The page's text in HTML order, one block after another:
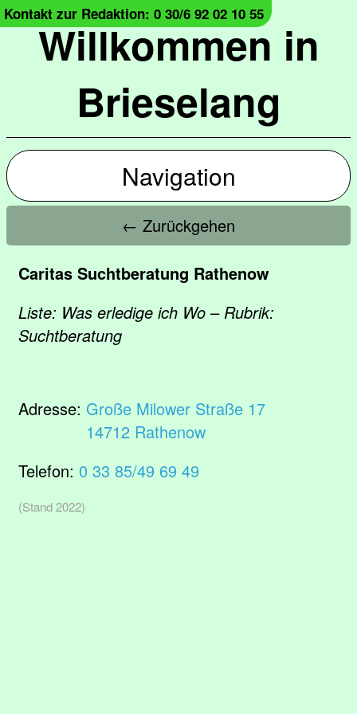
Willkommen in
Brieselang
Kontakt zur Redaktion: 0 30/6 92 02 10 55
Navigation
← Zurückgehen
Caritas Suchtberatung Rathenow
Liste: Was erledige ich Wo – Rubrik:
Suchtberatung
Adresse: Große Milower Straße 17
14712 Rathenow
Telefon: 0 33 85/49 69 49
(Stand 2022)